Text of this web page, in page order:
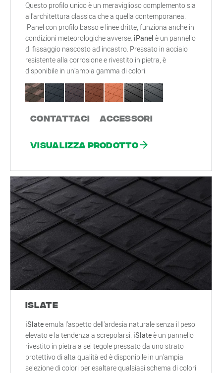
Questo profilo unico è un meraviglioso complemento sia
all'architettura classica che a quella contemporanea.
iPanel con profilo basso e linee dritte, funziona anche in
condizioni meteorologiche avverse. iPanel è un pannello
di fissaggio nascosto ad incastro. Pressato in acciaio
resistente alla corrosione e rivestito in pietra, è
disponibile in un'ampia gamma di colori.
Contattaci Accessori
Visualizza prodotto
iSlate
iSlateemula l'aspetto dell'ardesia naturale senza il peso
elevato e la tendenza a screpolarsi. iSlateè un pannello
rivestito in pietra a sei tegole pressato da uno strato
protettivo di alta qualità ed è disponibile in un'ampia
selezione di colori per esaltare qualsiasi schema di colori